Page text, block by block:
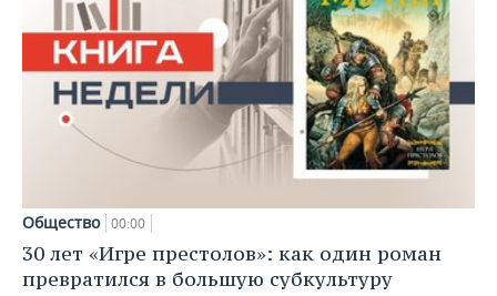
Общество 00:00
30 лет «Игре престолов»: как один роман
превратился в большую субкультуру